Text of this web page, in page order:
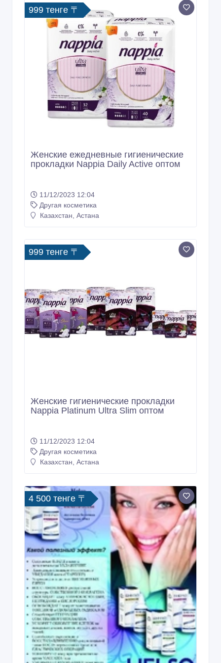
999 тенге 〒
Женские ежедневные гигиенические
прокладки Nappia Daily Active оптом
11/12/2023 12:04
Другая косметика
Казахстан, Астана
999 тенге 〒
Женские гигиенические прокладки
Nappia Platinum Ultra Slim оптом
11/12/2023 12:04
Другая косметика
Казахстан, Астана
4 500 тенге 〒